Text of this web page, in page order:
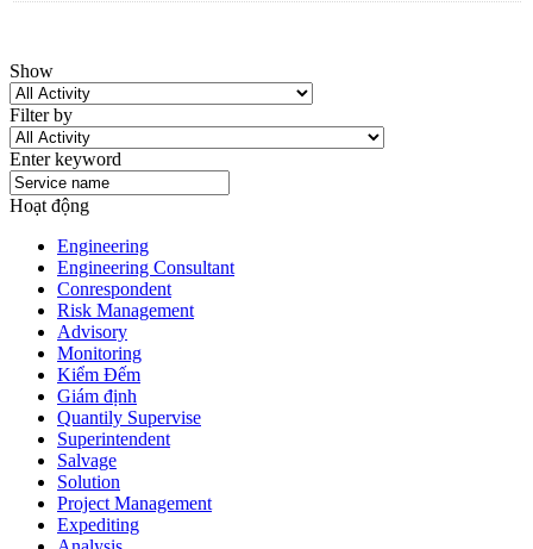
Show
Filter by
Enter keyword
Hoạt động
Engineering
Engineering Consultant
Conrespondent
Risk Management
Advisory
Monitoring
Kiểm Đếm
Giám định
Quantily Supervise
Superintendent
Salvage
Solution
Project Management
Expediting